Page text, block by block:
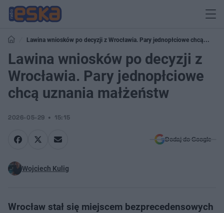
Lawina wniosków po decyzji z Wrocławia. Pary jednopłciowe chcą
uznania małżeństw
Lawina wniosków po decyzji z
Wrocławia. Pary jednopłciowe
chcą uznania małżeństw
2026-05-29 15:15
Dodaj do Google
Wojciech Kulig
Wrocław stał się miejscem bezprecedensowych